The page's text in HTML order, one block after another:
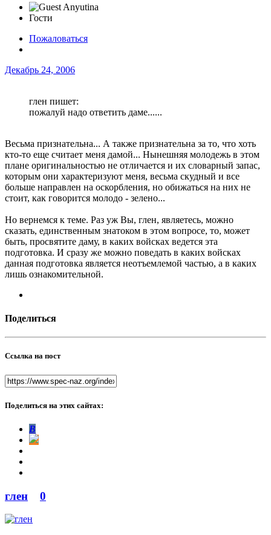
Гости
Пожаловаться
Декабрь 24, 2006
глен пишет:
пожалуй надо ответить даме......
Весьма признательна... А также признательна за то, что хоть
кто-то еще считает меня дамой... Нынешняя молодежь в этом
плане оригинальностью не отличается и их словарный запас,
которым они характеризуют меня, весьма скудный и все
больше направлен на оскорбления, но обижаться на них не
стоит, как говорится молодо - зелено...
Но вернемся к теме. Раз уж Вы, глен, являетесь, можно
сказать, единственным знатоком в этом вопросе, то, может
быть, просвятите даму, в каких войсках ведется эта
подготовка. И сразу же можно поведать в каких войсках
данная подготовка является неотъемлемой частью, а в каких
лишь ознакомительной.
Поделиться
Ссылка на пост
Поделиться на этих сайтах:
В
глен 0